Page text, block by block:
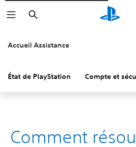
Rechercher
Accueil Assistance
État de PlayStation Compte et
Comment